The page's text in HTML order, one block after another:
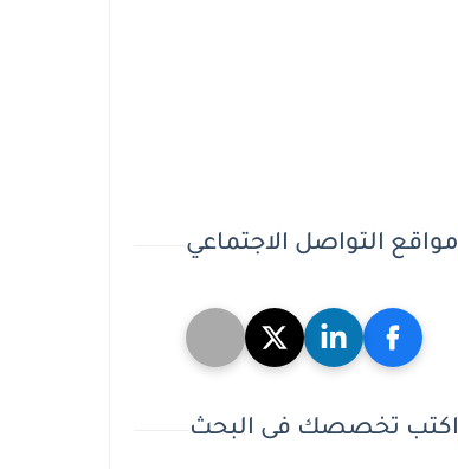
مواقع التواصل الاجتماعي
اكتب تخصصك فى البحث